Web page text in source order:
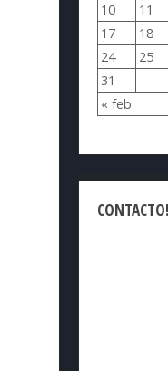
« feb
10
11
17
18
24
25
31
CONTACTO!